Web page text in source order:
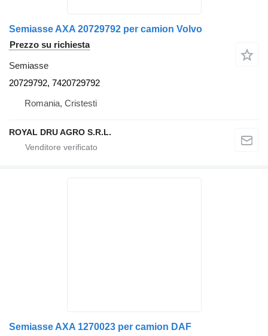
Semiasse AXA 20729792 per camion Volvo
Prezzo su richiesta
Semiasse
20729792, 7420729792
Romania, Cristesti
ROYAL DRU AGRO S.R.L.
Semiasse AXA 1270023 per camion DAF